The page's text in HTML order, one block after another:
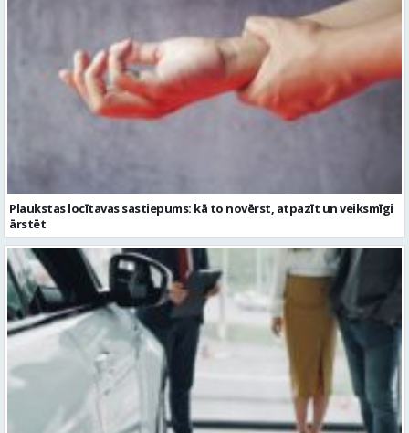
Plaukstas locītavas sastiepums: kā to novērst, atpazīt un veiksmīgi
Kāpēc divus trīs gadus veci mazlietoti auto ar garantiju ir laba izvēle